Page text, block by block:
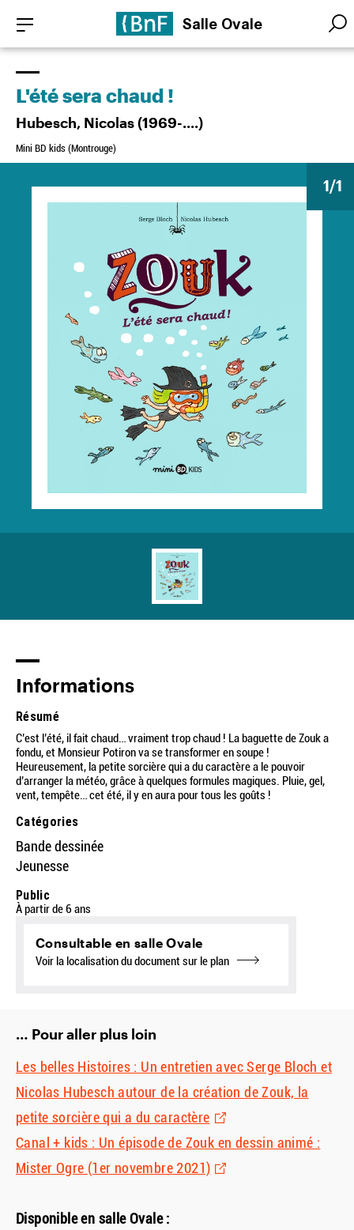
contenu
principal
Salle Ovale
1/1
L'été sera chaud !
Hubesch, Nicolas (1969-....)
Mini BD kids (Montrouge)
Informations
Résumé
C’est l’été, il fait chaud… vraiment trop chaud ! La baguette de Zouk a
fondu, et Monsieur Potiron va se transformer en soupe !
Heureusement, la petite sorcière qui a du caractère a le pouvoir
d’arranger la météo, grâce à quelques formules magiques. Pluie, gel,
vent, tempête… cet été, il y en aura pour tous les goûts !
Catégories
Bande dessinée
Jeunesse
Public
À partir de 6 ans
Consultable en salle Ovale
Voir la localisation du document sur le plan
… Pour aller plus loin
Les belles Histoires : Un entretien avec Serge Bloch et
Nicolas Hubesch autour de la création de Zouk, la
petite sorcière qui a du caractère
Canal + kids : Un épisode de Zouk en dessin animé :
Mister Ogre (1er novembre 2021)
Disponible en salle Ovale :
Panneau de gestion des cookies